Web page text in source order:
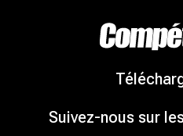
Suivez-nous sur